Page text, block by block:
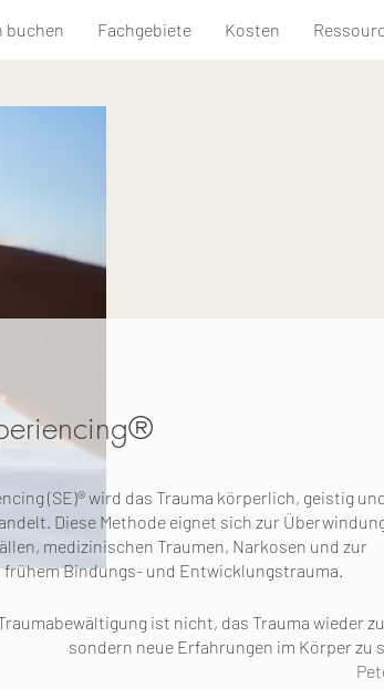
buchen Fachgebiete Kosten
(SE)® wird das Trauma körperlich, geistig und
Diese Methode eignet sich zur
medizinischen Traumen, Narkosen und zur
Bindungs- und Entwicklungstrauma.
ist nicht, das Trauma wieder
sondern neue Erfahrungen im Körper zu